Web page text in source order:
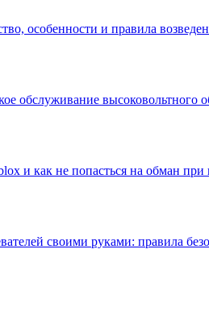
особенности и правила
обслуживание высоковольтного
и как не попасться на обман при
своими руками: правила